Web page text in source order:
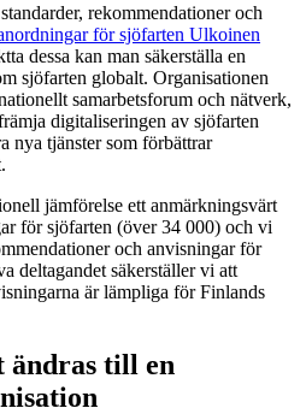
rekommendationer och
för sjöfarten Ulkoinen
dessa kan man säkerställa en
sjöfarten globalt. Organisationen
samarbetsforum och nätverk,
digitaliseringen av sjöfarten
nya tjänster som förbättrar
jämförelse ett anmärkningsvärt
för sjöfarten (över 34 000) och vi
och anvisningar för
deltagandet säkerställer vi att
är lämpliga för Finlands
till en